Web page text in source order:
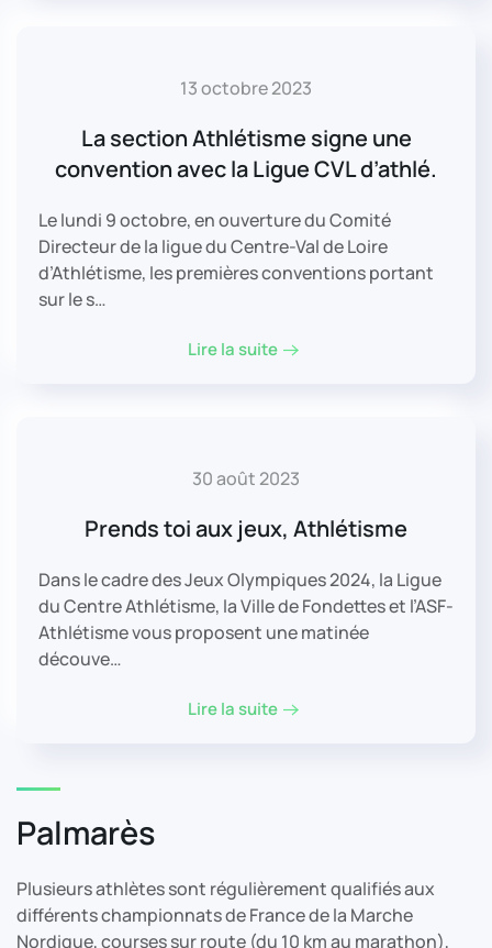
13 octobre 2023
La section Athlétisme signe une
convention avec la Ligue CVL d’athlé.
Le lundi 9 octobre, en ouverture du Comité
Directeur de la ligue du Centre-Val de Loire
d’Athlétisme, les premières conventions portant
sur le s…
Lire la suite
30 août 2023
Prends toi aux jeux, Athlétisme
Dans le cadre des Jeux Olympiques 2024, la Ligue
du Centre Athlétisme, la Ville de Fondettes et l’ASF-
Athlétisme vous proposent une matinée
découve…
Lire la suite
Palmarès
Plusieurs athlètes sont régulièrement qualifiés aux
différents championnats de France de la Marche
Nordique, courses sur route (du 10 km au marathon),